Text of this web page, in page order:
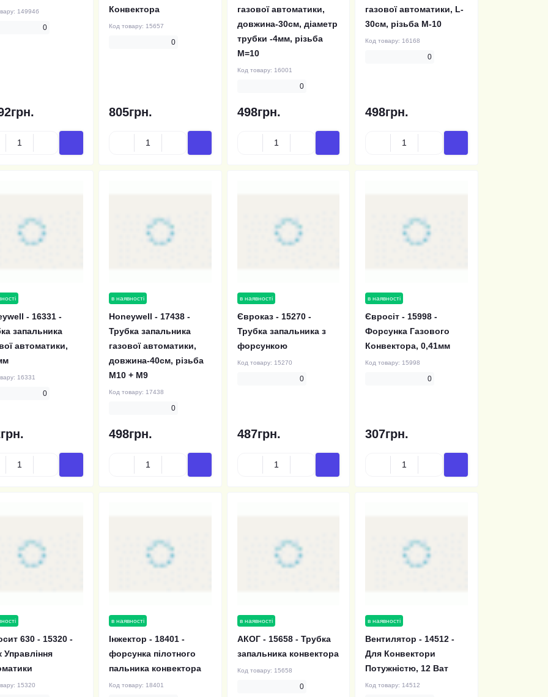
14994б
0
Конвектора
Код товару: 15657
0
805грн.
газової автоматики,
довжина-30см, діаметр
трубки -4мм, різьба
М=10
Код товару: 16001
0
498грн.
газової автоматики, L-
30см, різьба М-10
Код товару: 16168
0
498грн.
- 16331 -
запальника
автоматики,
16331
0
в наявності
Honeywell - 17438 -
Трубка запальника
газової автоматики,
довжина-40см, різьба
М10 + М9
Код товару: 17438
0
498грн.
в наявності
Євроказ - 15270 -
Трубка запальника з
форсункою
Код товару: 15270
0
487грн.
в наявності
Євросіт - 15998 -
Форсунка Газового
Конвектора, 0,41мм
Код товару: 15998
0
307грн.
630 - 15320 -
Управління
15320
в наявності
Інжектор - 18401 -
форсунка пілотного
пальника конвектора
Код товару: 18401
в наявності
АКОГ - 15658 - Трубка
запальника конвектора
Код товару: 15658
0
в наявності
Вентилятор - 14512 -
Для Конвектори
Потужністю, 12 Ват
Код товару: 14512